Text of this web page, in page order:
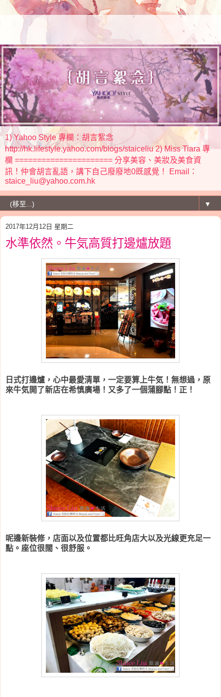
1) Yahoo Style 專欄：胡言絮念
http://hk.lifestyle.yahoo.com/blogs/staiceliu 2) Miss Tiara 專
欄 ====================== 分享美容、美妝及美食資
訊！仲會胡言亂語，講下自己廢廢地0既感覺！ Email：
staice_liu@yahoo.com.hk
▼
2017年12月12日 星期二
水準依然。牛気高質打邊爐放題
日式打邊爐，心中最愛清單，一定要算上牛気！無想過，原
來牛気開了新店在希慎廣場！又多了一個蒲腳點！正！
呢邊新裝修，店面以及位置都比旺角店大以及光線更充足一
點。座位很闊、很舒服。